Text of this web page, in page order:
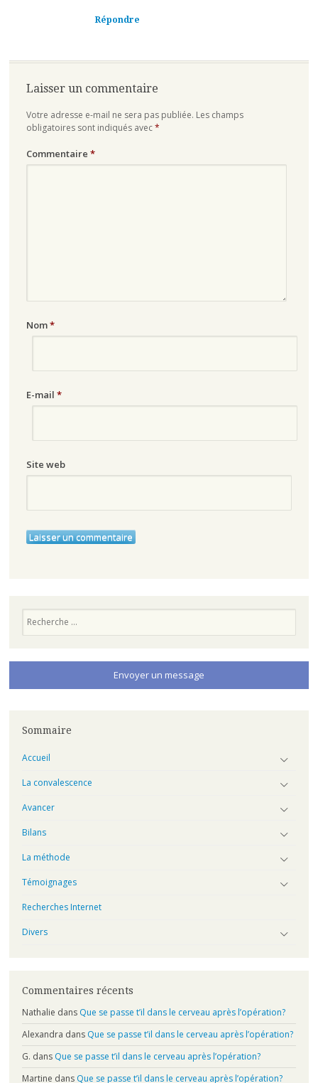
Répondre
Laisser un commentaire
Votre adresse e-mail ne sera pas publiée. Les champs
obligatoires sont indiqués avec*
Commentaire *
Nom*
E-mail *
Site web
Envoyer un message
Sommaire
Accueil
La convalescence
Avancer
Bilans
La méthode
Témoignages
Recherches Internet
Divers
Commentaires récents
Nathalie dans Que se passe t’il dans le cerveau après l’opération?
Alexandra dans Que se passe t’il dans le cerveau après l’opération?
G. dans Que se passe t’il dans le cerveau après l’opération?
Martine dans Que se passe t’il dans le cerveau après l’opération?